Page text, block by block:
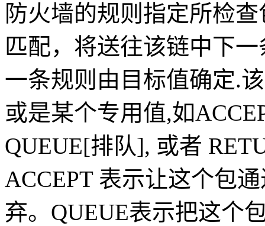
防火墙的规则指定所检
匹配，将送往该链中下
一条规则由目标值确定.
或是某个专用值,如
QUEUE[排队], 或者
ACCEPT 表示让这个包
弃。QUEUE表示把这个